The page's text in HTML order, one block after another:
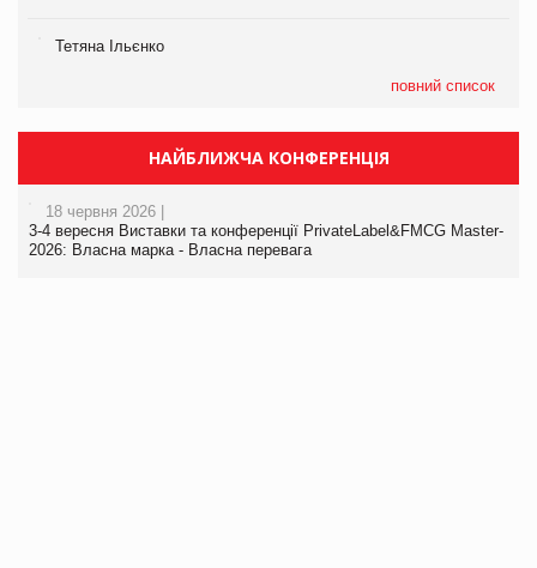
Тетяна Ільєнко
повний список
НАЙБЛИЖЧА КОНФЕРЕНЦІЯ
18 червня 2026 |
3-4 вересня Виставки та конференції PrivateLabel&FMCG Master-
2026: Власна марка - Власна перевага